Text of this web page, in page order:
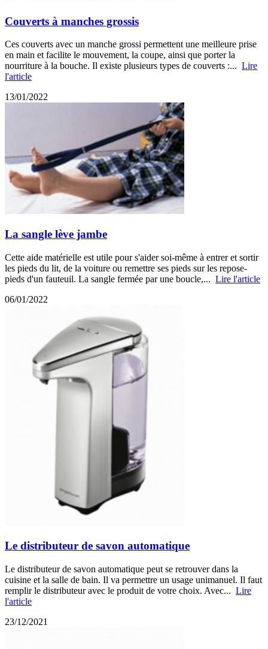
Couverts à manches grossis
Ces couverts avec un manche grossi permettent une meilleure prise
en main et facilite le mouvement, la coupe, ainsi que porter la
nourriture à la bouche. Il existe plusieurs types de couverts :... Lire
l'article
13/01/2022
La sangle lève jambe
Cette aide matérielle est utile pour s'aider soi-même à entrer et sortir
les pieds du lit, de la voiture ou remettre ses pieds sur les repose-
pieds d'un fauteuil. La sangle fermée par une boucle,... Lire l'article
06/01/2022
Le distributeur de savon automatique
Le distributeur de savon automatique peut se retrouver dans la
cuisine et la salle de bain. Il va permettre un usage unimanuel. Il faut
remplir le distributeur avec le produit de votre choix. Avec... Lire
l'article
23/12/2021